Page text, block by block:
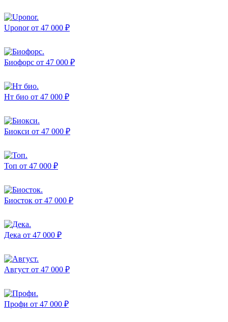
Uponor от 47 000 ₽
Биофорс от 47 000 ₽
Нт био от 47 000 ₽
Биокси от 47 000 ₽
Топ от 47 000 ₽
Биосток от 47 000 ₽
Дека от 47 000 ₽
Август от 47 000 ₽
Профи от 47 000 ₽